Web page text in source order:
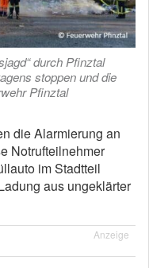
durch Pfinztal
stoppen und die
Pfinztal
die Alarmierung an
Notrufteilnehmer
im Stadtteil
aus ungeklärter
Anzeige